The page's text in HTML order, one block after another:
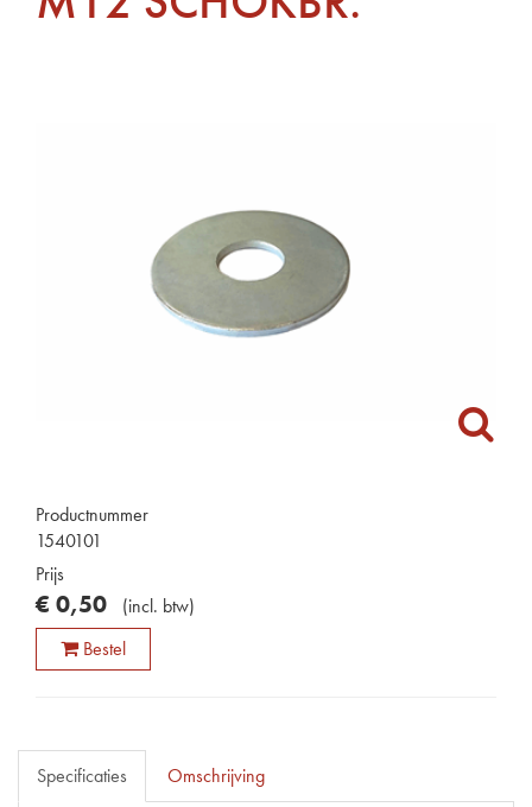
Productnummer
1540101
Prijs
€ 0,50 (incl. btw)
Bestel
Specificaties Omschrijving